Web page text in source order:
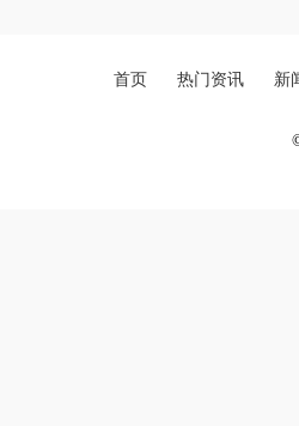
首页 热门资讯 新